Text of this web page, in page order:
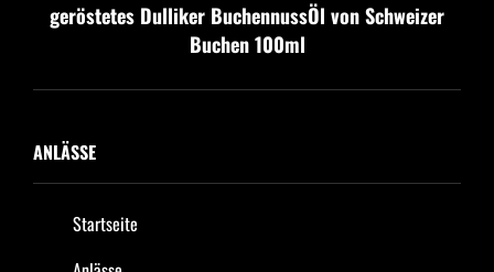
Post
geröstetes Dulliker BuchennussÖl von Schweizer
Buchen 100ml
ANLÄSSE
Startseite